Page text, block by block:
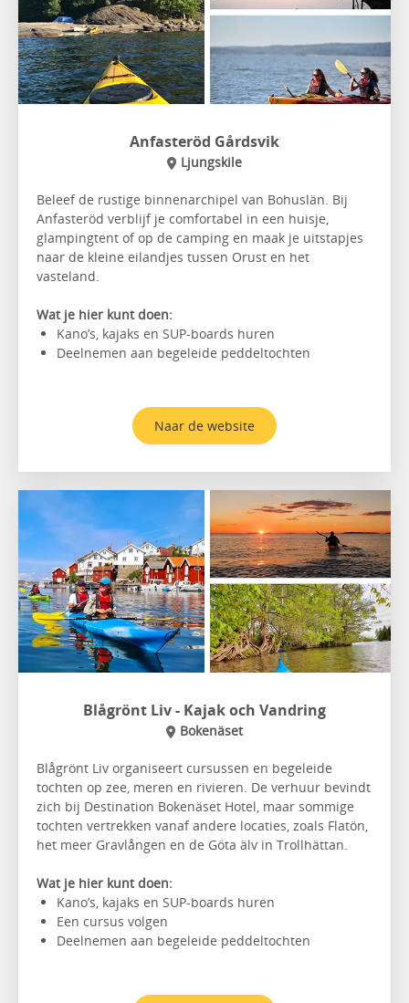
Anfasteröd Gårdsvik
Ljungskile
Beleef de rustige binnenarchipel van Bohuslän. Bij
Anfasteröd verblijf je comfortabel in een huisje,
glampingtent of op de camping en maak je uitstapjes
naar de kleine eilandjes tussen Orust en het
vasteland.
Wat je hier kunt doen:
Kano’s, kajaks en SUP-boards huren
Deelnemen aan begeleide peddeltochten
Naar de website
Blågrönt Liv - Kajak och Vandring
Bokenäset
Blågrönt Liv organiseert cursussen en begeleide
tochten op zee, meren en rivieren. De verhuur bevindt
zich bij Destination Bokenäset Hotel, maar sommige
tochten vertrekken vanaf andere locaties, zoals Flatön,
het meer Gravlången en de Göta älv in Trollhättan.
Wat je hier kunt doen:
Kano’s, kajaks en SUP-boards huren
Een cursus volgen
Deelnemen aan begeleide peddeltochten